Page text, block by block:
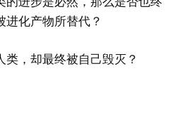
进化产物所替代？
，却最终被自己毁灭？